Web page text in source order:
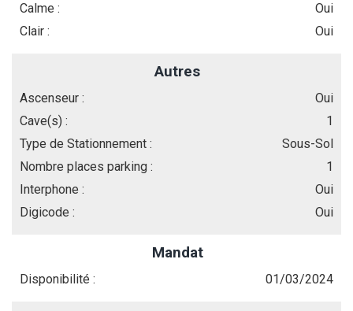
Calme :
Oui
Clair :
Oui
Autres
Ascenseur :
Oui
Cave(s) :
1
Type de Stationnement :
Sous-Sol
Nombre places parking :
1
Interphone :
Oui
Digicode :
Oui
Mandat
Disponibilité : 01/03/2024